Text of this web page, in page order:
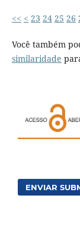
<< < 23 24 25 26
Você também
similaridade
ENVIAR